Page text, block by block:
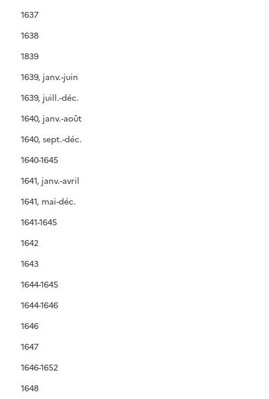
1637
1638
1839
1639, janv.-juin
1639, juill.-déc.
1640, janv.-août
1640, sept.-déc.
1640-1645
1641, janv.-avril
1641, mai-déc.
1641-1645
1642
1643
1644-1645
1644-1646
1646
1647
1646-1652
1648